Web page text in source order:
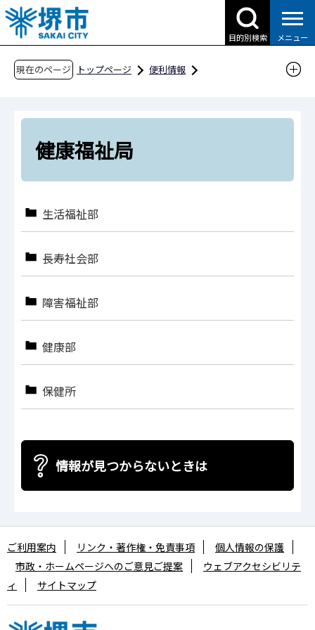
こ
の
ペ
目的別検索 メニュー
現在のページ トップページ
便利情報
申請書ダウンロード（企業の方へ）
組織別検索
健康福祉局
生活福祉部
長寿社会部
障害福祉部
健康部
保健所
情報が見つからないときは
ご利用案内 リンク・著作権・免責事項
個人情報の保護
市政・ホームページへのご意見ご提案
ウェブアクセシビリテ
ィ
サイトマップ